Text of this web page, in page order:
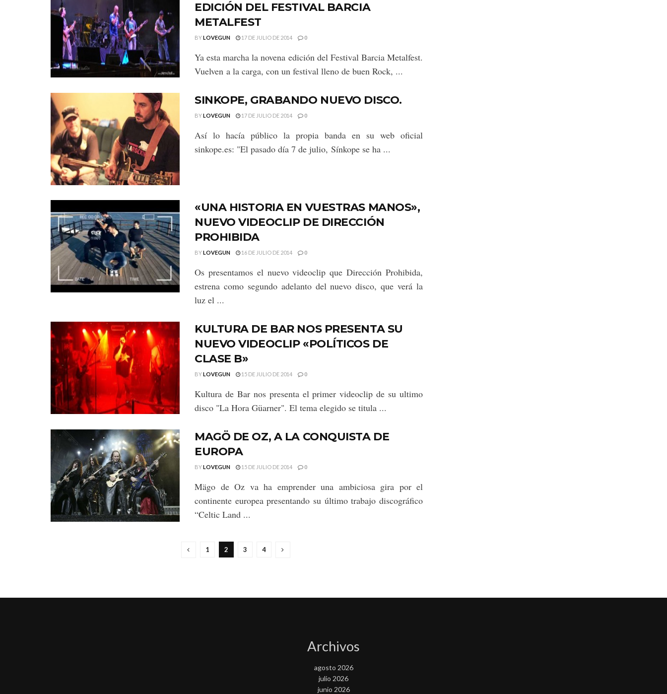
EDICIÓN DEL FESTIVAL BARCIA
METALFEST
BYLOVEGUN 17 DE JULIO DE 2014 0
Ya esta marcha la novena edición del Festival Barcia Metalfest.
Vuelven a la carga, con un festival lleno de buen Rock, ...
SINKOPE, GRABANDO NUEVO DISCO.
BYLOVEGUN 17 DE JULIO DE 2014 0
Así lo hacía público la propia banda en su web oficial
sinkope.es: "El pasado día 7 de julio, Sínkope se ha ...
«UNA HISTORIA EN VUESTRAS MANOS»,
NUEVO VIDEOCLIP DE DIRECCIÓN
PROHIBIDA
BYLOVEGUN 16 DE JULIO DE 2014 0
Os presentamos el nuevo videoclip que Dirección Prohibida,
estrena como segundo adelanto del nuevo disco, que verá la
luz el ...
KULTURA DE BAR NOS PRESENTA SU
NUEVO VIDEOCLIP «POLÍTICOS DE
CLASE B»
BYLOVEGUN 15 DE JULIO DE 2014 0
Kultura de Bar nos presenta el primer videoclip de su ultimo
disco "La Hora Güarner". El tema elegido se titula ...
MAGÖ DE OZ, A LA CONQUISTA DE
EUROPA
BYLOVEGUN 15 DE JULIO DE 2014 0
Mägo de Oz va ha emprender una ambiciosa gira por el
continente europea presentando su último trabajo discográfico
“Celtic Land ...
1 2 3 4
Archivos
agosto 2026
julio 2026
junio 2026